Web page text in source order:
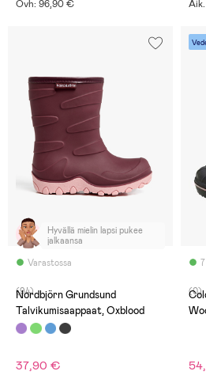
Ovh: 96,90 €
Varastossa
Hyvällä mielin lapsi pukee
jalkaansa
(94)
Nordbjörn Grundsund
Talvikumisaappaat, Oxblood
37,90 €
(0)